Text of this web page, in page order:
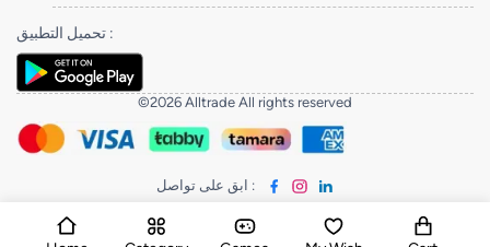
تحميل التطبيق :
©2026 Alltrade All rights reserved
ابق على تواصل :